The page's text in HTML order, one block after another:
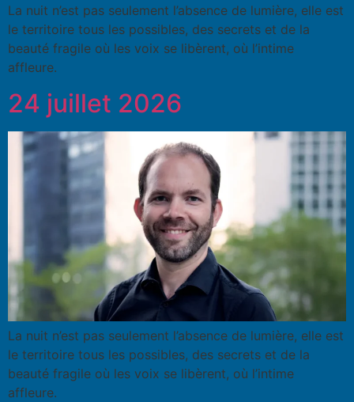
La nuit n’est pas seulement l’absence de lumière, elle est
le territoire tous les possibles, des secrets et de la
beauté fragile où les voix se libèrent, où l’intime
affleure.
24 juillet 2026
La nuit n’est pas seulement l’absence de lumière, elle est
le territoire tous les possibles, des secrets et de la
beauté fragile où les voix se libèrent, où l’intime
affleure.